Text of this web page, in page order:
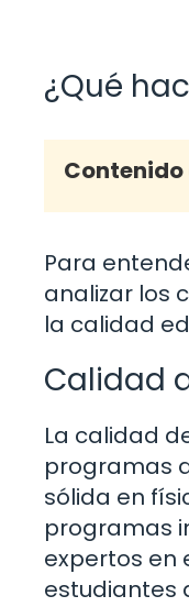
¿Qué
Para
analizar los
la calidad
Calidad
La calidad
programas
sólida en
programas
expertos en
estudiantes